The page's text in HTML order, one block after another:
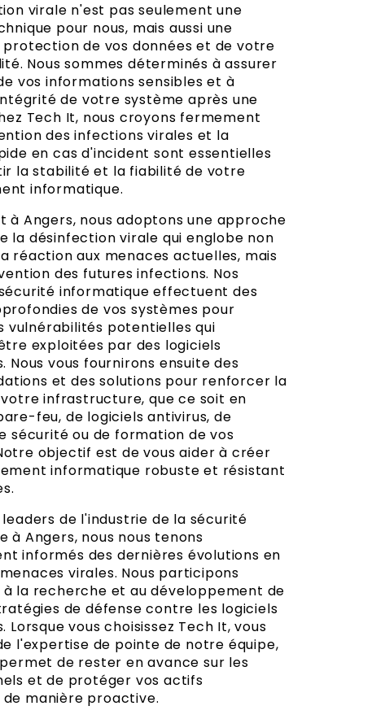
virale n'est pas seulement une
pour nous, mais aussi une
protection de vos données et de votre
Nous sommes déterminés à assurer
vos informations sensibles et à
de votre système après une
Tech It, nous croyons fermement
des infections virales et la
en cas d'incident sont essentielles
la stabilité et la fiabilité de votre
informatique.
à Angers, nous adoptons une approche
la désinfection virale qui englobe non
réaction aux menaces actuelles, mais
des futures infections. Nos
informatique effectuent des
de vos systèmes pour
vulnérabilités potentielles qui
exploitées par des logiciels
Nous vous fournirons ensuite des
et des solutions pour renforcer la
infrastructure, que ce soit en
feu, de logiciels antivirus, de
sécurité ou de formation de vos
objectif est de vous aider à créer
informatique robuste et résistant
de l'industrie de la sécurité
à Angers, nous nous tenons
informés des dernières évolutions en
virales. Nous participons
la recherche et au développement de
de défense contre les logiciels
Lorsque vous choisissez Tech It, vous
l'expertise de pointe de notre équipe,
de rester en avance sur les
et de protéger vos actifs
de manière proactive.